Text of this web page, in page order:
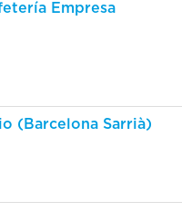
Empresa
(Barcelona Sarrià)